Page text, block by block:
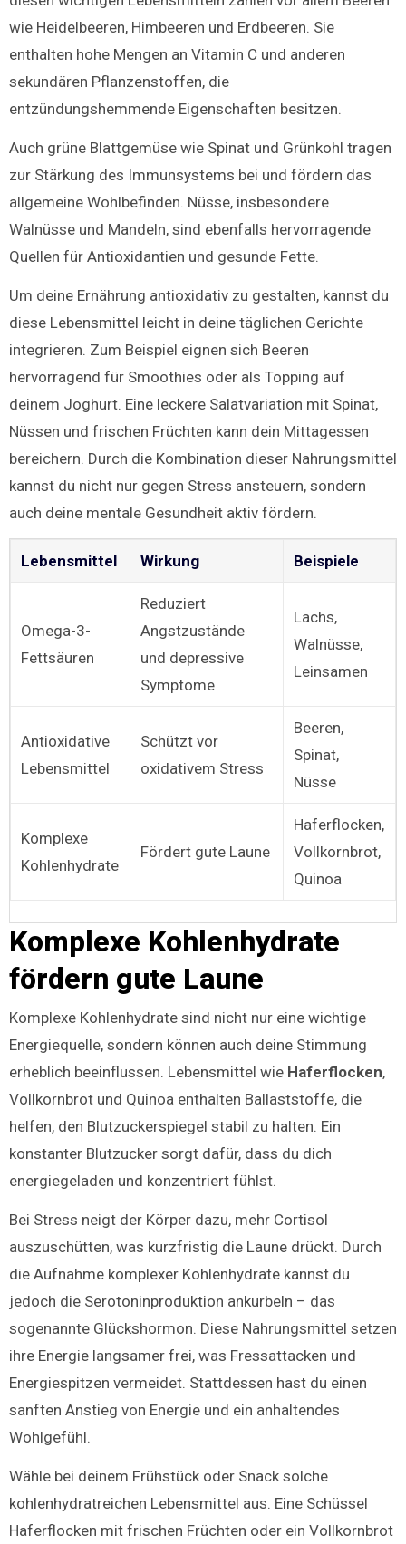
wie Heidelbeeren, Himbeeren und Erdbeeren. Sie
enthalten hohe Mengen an Vitamin C und anderen
sekundären Pflanzenstoffen, die
entzündungshemmende Eigenschaften besitzen.
Auch grüne Blattgemüse wie Spinat und Grünkohl tragen
zur Stärkung des Immunsystems bei und fördern das
allgemeine Wohlbefinden. Nüsse, insbesondere
Walnüsse und Mandeln, sind ebenfalls hervorragende
Quellen für Antioxidantien und gesunde Fette.
Um deine Ernährung antioxidativ zu gestalten, kannst du
diese Lebensmittel leicht in deine täglichen Gerichte
integrieren. Zum Beispiel eignen sich Beeren
hervorragend für Smoothies oder als Topping auf
deinem Joghurt. Eine leckere Salatvariation mit Spinat,
Nüssen und frischen Früchten kann dein Mittagessen
bereichern. Durch die Kombination dieser Nahrungsmittel
kannst du nicht nur gegen Stress ansteuern, sondern
auch deine mentale Gesundheit aktiv fördern.
Lebensmittel Wirkung Beispiele
Omega-3-
Fettsäuren
Reduziert
Angstzustände
und depressive
Symptome
Lachs,
Walnüsse,
Leinsamen
Antioxidative
Lebensmittel
Schützt vor
oxidativem Stress
Beeren,
Spinat,
Nüsse
Komplexe
Kohlenhydrate
Fördert gute Laune
Haferflocken,
Vollkornbrot,
Quinoa
Komplexe Kohlenhydrate
fördern gute Laune
Komplexe Kohlenhydrate sind nicht nur eine wichtige
Energiequelle, sondern können auch deine Stimmung
erheblich beeinflussen. Lebensmittel wie Haferflocken,
Vollkornbrot und Quinoa enthalten Ballaststoffe, die
helfen, den Blutzuckerspiegel stabil zu halten. Ein
konstanter Blutzucker sorgt dafür, dass du dich
energiegeladen und konzentriert fühlst.
Bei Stress neigt der Körper dazu, mehr Cortisol
auszuschütten, was kurzfristig die Laune drückt. Durch
die Aufnahme komplexer Kohlenhydrate kannst du
jedoch die Serotoninproduktion ankurbeln – das
sogenannte Glückshormon. Diese Nahrungsmittel setzen
ihre Energie langsamer frei, was Fressattacken und
Energiespitzen vermeidet. Stattdessen hast du einen
sanften Anstieg von Energie und ein anhaltendes
Wohlgefühl.
Wähle bei deinem Frühstück oder Snack solche
kohlenhydratreichen Lebensmittel aus. Eine Schüssel
Haferflocken mit frischen Früchten oder ein Vollkornbrot